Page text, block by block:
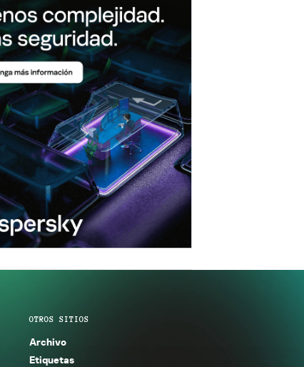
OTROS SITIOS
Archivo
Etiquetas